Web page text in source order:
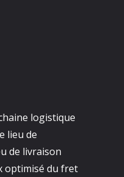
logistique
lieu de
de livraison
optimisé du fret